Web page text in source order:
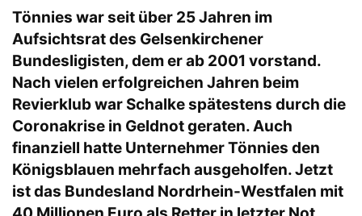
Tönnies war seit über 25 Jahren im
Aufsichtsrat des Gelsenkirchener
Bundesligisten, dem er ab 2001 vorstand.
Nach vielen erfolgreichen Jahren beim
Revierklub war Schalke spätestens durch die
Coronakrise in Geldnot geraten. Auch
finanziell hatte Unternehmer Tönnies den
Königsblauen mehrfach ausgeholfen. Jetzt
ist das Bundesland Nordrhein-Westfalen mit